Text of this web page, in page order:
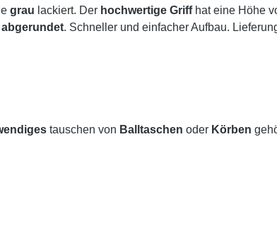
grau lackiert. Der hochwertige Griffhat eine Höhe
abgerundet. Schneller und einfacher Aufbau.
tauschen von Balltaschen oder Körben